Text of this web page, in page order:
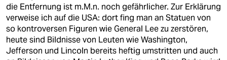
die Entfernung ist m.M.n. noch gefährlicher. Zur Erklärung
verweise ich auf die USA: dort fing man an Statuen von
so kontroversen Figuren wie General Lee zu zerstören,
heute sind Bildnisse von Leuten wie Washington,
Jefferson und Lincoln bereits heftig umstritten und auch